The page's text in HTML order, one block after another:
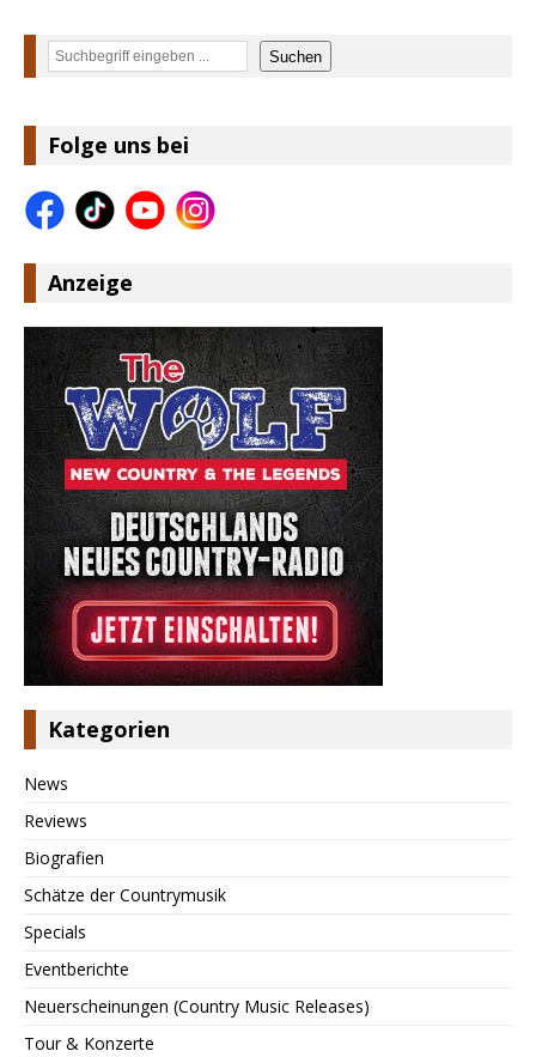
Suchen Suchen
Folge uns bei
Anzeige
Kategorien
News
Reviews
Biografien
Schätze der Countrymusik
Specials
Eventberichte
Neuerscheinungen (Country Music Releases)
Tour & Konzerte